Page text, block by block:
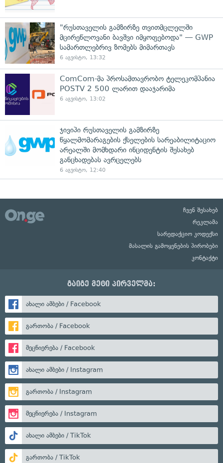
"რუსთაველის გამზირზე თვითმცლელში
მცირეწლოვანი ბავშვი იმყოფებოდა" — GWP
სამართლებრივ ზომებს მიმართავს
6 აგვისტო, 13:32
ComCom-მა პროსამთავრობო ტელეკომპანია
POSTV 2 500 ლარით დააჯარიმა
6 აგვისტო, 13:02
ჯივიპი რუსთაველის გამზირზე
წყალმომარაგების ქსელების სარეაბილიტაციო
არეალში მომხდარი ინციდენტის შესახებ
განცხადებას ავრცელებს
6 აგვისტო, 12:40
ჩვენ შესახებ
რეკლამა
სარედაქციო კოდექსი
მასალის გამოყენების პირობები
კონტაქტი
გაიგე მეტი პირველმა:
ახალი ამბები / Facebook
გართობა / Facebook
მეცნიერება / Facebook
ახალი ამბები / Instagram
გართობა / Instagram
მეცნიერება / Instagram
ახალი ამბები / TikTok
გართობა / TikTok